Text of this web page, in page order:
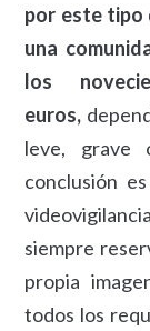
por este tipo
una
los
euros,
leve, grave
conclusión
siempre
propia
todos los